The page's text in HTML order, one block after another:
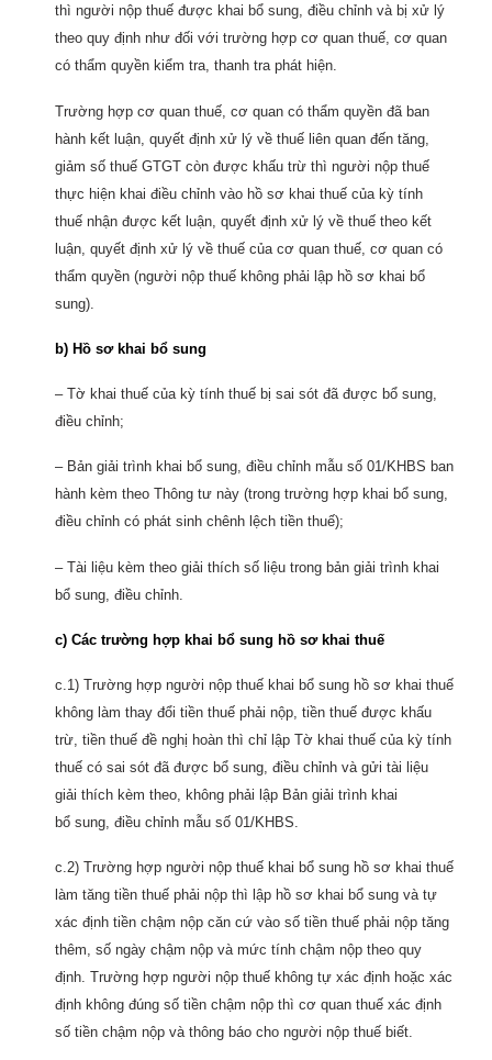
thì người nộp thuế được khai bổ sung, điều chỉnh và bị xử lý
theo quy định như đối với trường hợp cơ quan thuế, cơ quan
có thẩm quyền kiểm tra, thanh tra phát hiện.
Trường hợp cơ quan thuế, cơ quan có thẩm quyền đã ban
hành kết luận, quyết định xử lý về thuế liên quan đến tăng,
giảm số thuế GTGT còn được khấu trừ thì người nộp thuế
thực hiện khai điều chỉnh vào hồ sơ khai thuế của kỳ tính
thuế nhận được kết luận, quyết định xử lý về thuế theo kết
luận, quyết định xử lý về thuế của cơ quan thuế, cơ quan có
thẩm quyền (người nộp thuế không phải lập hồ sơ khai bổ
sung).
b) Hồ sơ khai bổ sung
– Tờ khai thuế của kỳ tính thuế bị sai sót đã được bổ sung,
điều chỉnh;
– Bản giải trình khai bổ sung, điều chỉnh mẫu số 01/KHBS ban
hành kèm theo Thông tư này (trong trường hợp khai bổ sung,
điều chỉnh có phát sinh chênh lệch tiền thuế);
– Tài liệu kèm theo giải thích số liệu trong bản giải trình khai
bổ sung, điều chỉnh.
c) Các trường hợp khai bổ sung hồ sơ khai thuế
c.1) Trường hợp người nộp thuế khai bổ sung hồ sơ khai thuế
không làm thay đổi tiền thuế phải nộp, tiền thuế được khấu
trừ, tiền thuế đề nghị hoàn thì chỉ lập Tờ khai thuế của kỳ tính
thuế có sai sót đã được bổ sung, điều chỉnh và gửi tài liệu
giải thích kèm theo, không phải lập Bản giải trình khai
bổ sung, điều chỉnh mẫu số 01/KHBS.
c.2) Trường hợp người nộp thuế khai bổ sung hồ sơ khai thuế
làm tăng tiền thuế phải nộp thì lập hồ sơ khai bổ sung và tự
xác định tiền chậm nộp căn cứ vào số tiền thuế phải nộp tăng
thêm, số ngày chậm nộp và mức tính chậm nộp theo quy
định. Trường hợp người nộp thuế không tự xác định hoặc xác
định không đúng số tiền chậm nộp thì cơ quan thuế xác định
số tiền chậm nộp và thông báo cho người nộp thuế biết.